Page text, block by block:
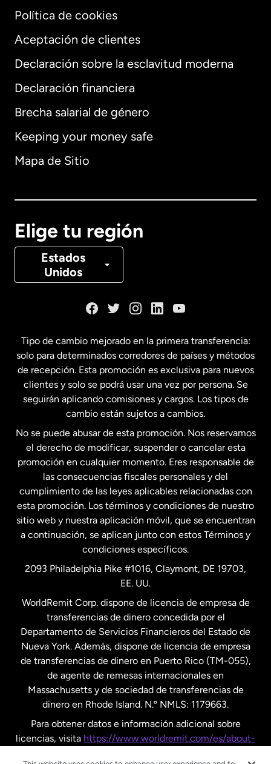
Política de cookies
Aceptación de clientes
Declaración sobre la esclavitud moderna
Declaración financiera
Brecha salarial de género
Keeping your money safe
Mapa de Sitio
Elige tu región
Estados
Unidos
Internacional English
Alemania
Canadá Français
Estados Unidos English
Estados Unidos Español
Francia
Malasia
Nueva Zelanda
Países Bajos
Suecia
Tipo de cambio mejorado en la primera transferencia:
solo para determinados corredores de países y métodos
de recepción. Esta promoción es exclusiva para nuevos
clientes y solo se podrá usar una vez por persona. Se
seguirán aplicando comisiones y cargos. Los tipos de
cambio están sujetos a cambios.
No se puede abusar de esta promoción. Nos reservamos
el derecho de modificar, suspender o cancelar esta
promoción en cualquier momento. Eres responsable de
las consecuencias fiscales personales y del
cumplimiento de las leyes aplicables relacionadas con
esta promoción. Los términos y condiciones de nuestro
sitio web y nuestra aplicación móvil, que se encuentran
a continuación, se aplican junto con estos Términos y
condiciones específicos.
2093 Philadelphia Pike #1016, Claymont, DE 19703,
EE. UU.
WorldRemit Corp. dispone de licencia de empresa de
transferencias de dinero concedida por el
Departamento de Servicios Financieros del Estado de
Nueva York. Además, dispone de licencia de empresa
de transferencias de dinero en Puerto Rico (TM-055),
de agente de remesas internacionales en
Massachusetts y de sociedad de transferencias de
dinero en Rhode Island. N.º NMLS: 1179663.
Para obtener datos e información adicional sobre
licencias, visita https://www.worldremit.com/es/about-